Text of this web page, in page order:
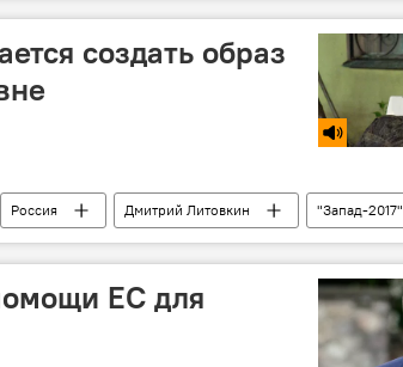
создать образ
Россия Дмитрий Литовкин "Запад-2017"
ЕС для